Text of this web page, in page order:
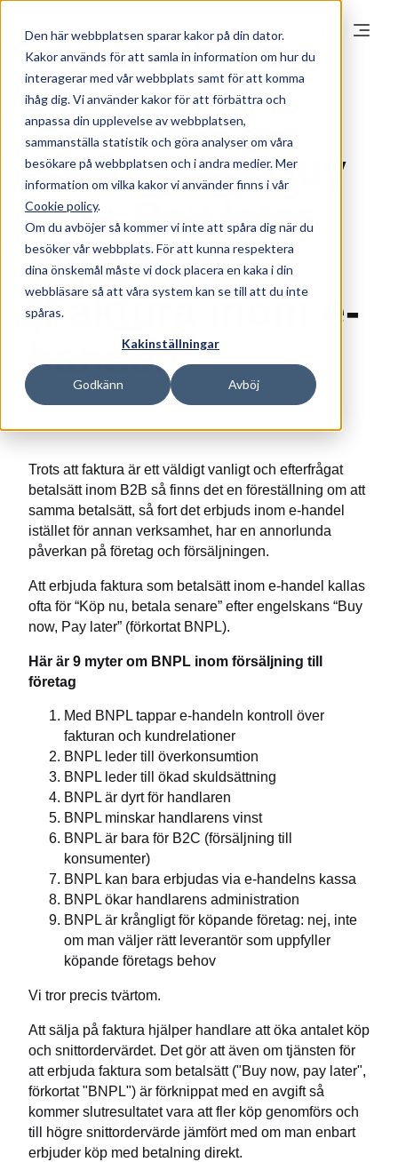
Den här webbplatsen sparar kakor på din dator.
Kakor används för att samla in information om hur du
interagerar med vår webbplats samt för att komma
ihåg dig. Vi använder kakor för att förbättra och
anpassa din upplevelse av webbplatsen,
sammanställa statistik och göra analyser om våra
besökare på webbplatsen och i andra medier. Mer
information om vilka kakor vi använder finns i vår
Cookie policy.
Om du avböjer så kommer vi inte att spåra dig när du
besöker vår webbplats. För att kunna respektera
dina önskemål måste vi dock placera en kaka i din
webbläsare så att våra system kan se till att du inte
spåras.
Kakinställningar
Godkänn Avböj
2023-10-24 15:35
Martin, Produktchef på Visma Finance AB
9 Myter om Buy
now, Pay later
inom B2B
(Faktura inom e-
handel)
Trots att faktura är ett väldigt vanligt och efterfrågat
betalsätt inom B2B så finns det en föreställning om att
samma betalsätt, så fort det erbjuds inom e-handel
istället för annan verksamhet, har en annorlunda
påverkan på företag och försäljningen.
Att erbjuda faktura som betalsätt inom e-handel kallas
ofta för “Köp nu, betala senare” efter engelskans “Buy
now, Pay later” (förkortat BNPL).
Här är 9 myter om BNPL inom försäljning till
företag
Med BNPL tappar e-handeln kontroll över
fakturan och kundrelationer
BNPL leder till överkonsumtion
BNPL leder till ökad skuldsättning
BNPL är dyrt för handlaren
BNPL minskar handlarens vinst
BNPL är bara för B2C (försäljning till
konsumenter)
BNPL kan bara erbjudas via e-handelns kassa
BNPL ökar handlarens administration
BNPL är krångligt för köpande företag: nej, inte
om man väljer rätt leverantör som uppfyller
köpande företags behov
Vi tror precis tvärtom.
Att sälja på faktura hjälper handlare att öka antalet köp
och snittordervärdet. Det gör att även om tjänsten för
att erbjuda faktura som betalsätt ("Buy now, pay later",
förkortat "BNPL") är förknippat med en avgift så
kommer slutresultatet vara att fler köp genomförs och
till högre snittordervärde jämfört med om man enbart
erbjuder köp med betalning direkt.